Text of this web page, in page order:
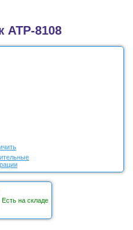
АТР-8108
Есть на складе